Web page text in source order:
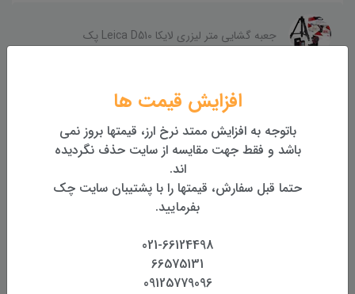
جعبه گشایی متر لیزری لایکا Leica D510 پک
معرفی متر لیزری سندوی SNDWAY SW-E60
NT02 Plus
متعلقات نقشه برداری
افزایش قیمت ها
باتوجه به افزایش ممتد نرخ ارز، قیمتها بروز نمی
باشد و فقط جهت مقایسه از سایت حذف نگردیده
اند.
حتما قبل سفارش، قیمتها را با پشتیبان سایت چک
بفرمایید.
021-66124498
66575131
09125779096